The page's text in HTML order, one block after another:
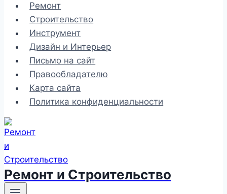
Ремонт
Строительство
Инструмент
Дизайн и Интерьер
Письмо на сайт
Правообладателю
Карта сайта
Политика конфиденциальности
Ремонт и Строительство